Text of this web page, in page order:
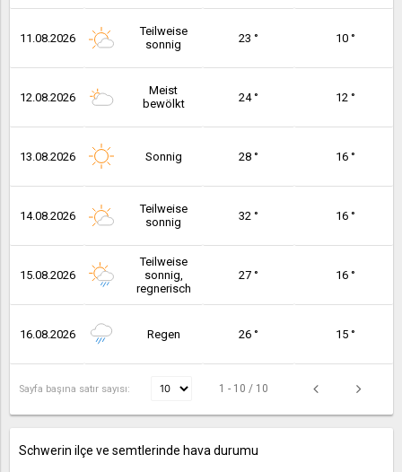
11.08.2026
Teilweise
sonnig
23 ° 10 °
12.08.2026
Meist
bewölkt
24 ° 12 °
13.08.2026 Sonnig 28 ° 16 °
14.08.2026
Teilweise
sonnig
32 ° 16 °
15.08.2026
Teilweise
sonnig,
regnerisch
27 ° 16 °
16.08.2026 Regen 26 ° 15 °
Sayfa başına satır sayısı: 1 - 10 / 10
Schwerin ilçe ve semtlerinde hava durumu